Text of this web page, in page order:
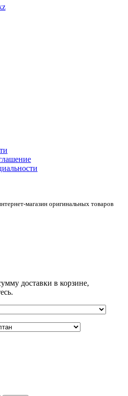
магазин оригинальных товаров
доставки в корзине,